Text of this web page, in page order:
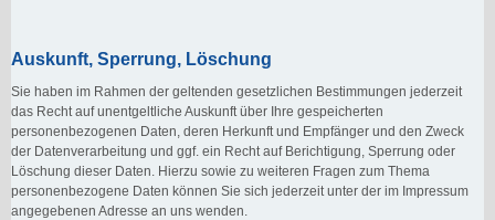
Auskunft, Sperrung, Löschung
Sie haben im Rahmen der geltenden gesetzlichen Bestimmungen jederzeit
das Recht auf unentgeltliche Auskunft über Ihre gespeicherten
personenbezogenen Daten, deren Herkunft und Empfänger und den Zweck
der Datenverarbeitung und ggf. ein Recht auf Berichtigung, Sperrung oder
Löschung dieser Daten. Hierzu sowie zu weiteren Fragen zum Thema
personenbezogene Daten können Sie sich jederzeit unter der im Impressum
angegebenen Adresse an uns wenden.